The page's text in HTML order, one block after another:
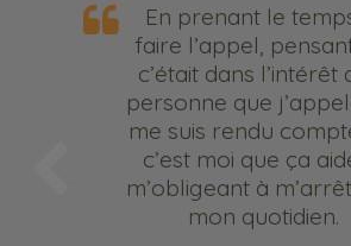
En prenant le
faire l’appel,
c’était dans l’intérêt
personne que
me suis rendu
c’est moi que ça
m’obligeant à
mon quotidien.